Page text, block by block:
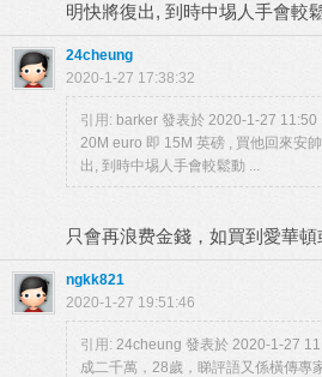
明快將復出, 到時中埸人手會較
24cheung
2020-1-27 17:38:32
引用: barker 發表於 2020-1-27 11:50
20M euro 即 15M 英磅 , 買他回來安
出, 到時中埸人手會較鬆動 ...
只會再浪费金錢，如買到愛華
ngkk821
2020-1-27 19:51:46
引用: 24cheung 發表於 2020-1-27
成二千萬，28歲，睇評語又係橫傳專